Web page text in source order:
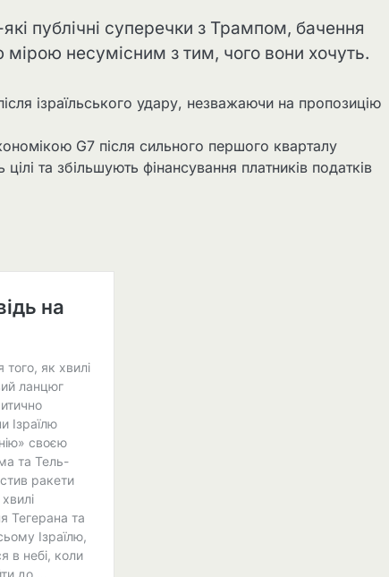
публічні суперечки з Трампом, бачення
несумісним з тим, чого вони хочуть.
ізраїльського удару, незважаючи на пропозицію
G7 після сильного першого кварталу
та збільшують фінансування платників податків